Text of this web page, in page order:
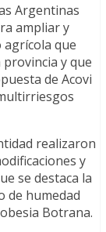
Argentinas
ampliar y
que
y que
de Acovi
realizaron
y
se destaca la
de humedad
Botrana.